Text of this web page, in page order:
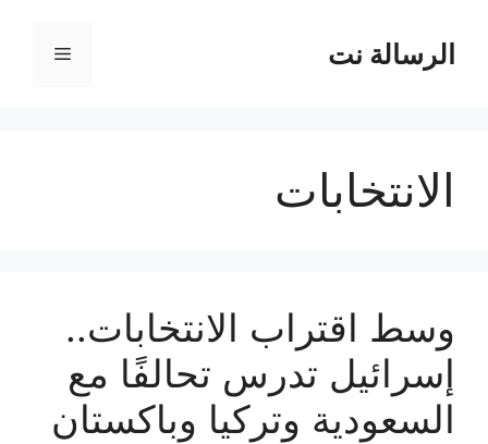
المحتوىالرسالة نت القائمة
الانتخابات
وسط اقتراب الانتخابات..
إسرائيل تدرس تحالفًا مع
السعودية وتركيا وباكستان